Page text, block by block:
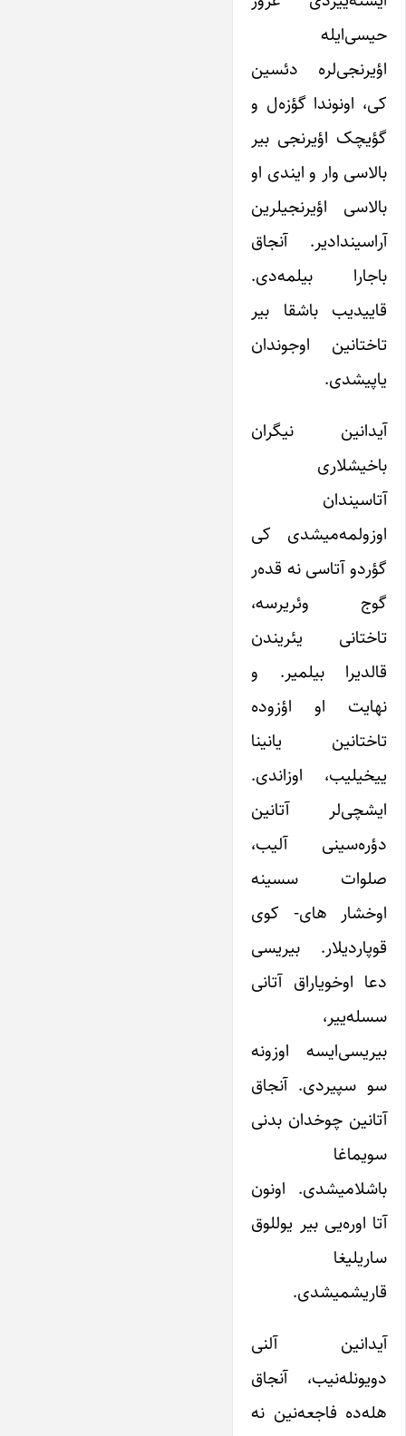
حیسی‌ایله
اؤیرنجی‌لره دئسین
کی، اونوندا گؤزه‌ل و
گؤیچک اؤیرنجی بیر
بالاسی وار و ایندی او
بالاسی اؤیرنجیلرین
آراسیندادیر. آنجاق
باجارا بیلمه‌‌دی.
قاییدیب باشقا بیر
تاختانین اوجوندان
یاپیشدی.
آیدانین نیگران
باخیشلاری
آتاسیندان
اوزولمه‌میشدی کی
گؤردو آتاسی نه قده‌ر
گوج وئریرسه،
تاختانی یئریندن
قالدیرا بیلمیر. و
نهایت او اؤزوده
تاختانین یانینا
ییخیلیب، اوزاندی.
ایشچی‌لر آتانین
دؤره‌سینی آلیب،
صلوات سسینه
اوخشار های- کوی
قوپاردیلار. بیریسی
دعا اوخویاراق آتانی
سسله‌ییر،
بیریسی‌ایسه اوزونه
سو سپیردی. آنجاق
آتانین چوخدان بدنی
سویماغا
باشلامیشدی. اونون
آتا اوره‌یی بیر یوللوق
ساریلیغا
قاریشمیشدی.
آیدانین آلنی
دویونله‌نیب، آنجاق
هله‌ده فاجعه‌نین نه